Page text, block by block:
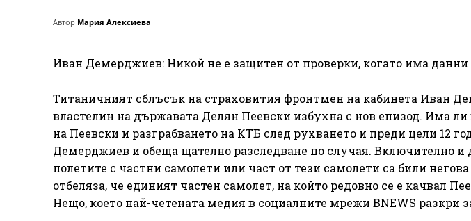
Автор Мария Алексиева
Иван Демерджиев: Никой не е защитен от проверки, когато има данни
Титаничният сблъсък на страховития фронтмен на кабинета Иван
властелин на държавата Делян Пеевски избухна с нов епизод. Има
на Пеевски и разграбването на КТБ след рухването и преди цели 12
Демерджиев и обеща щателно разследване по случая. Включително и
полетите с частни самолети или част от тези самолети са били
отбеляза, че единият частен самолет, на който редовно се е качвал
Нещо, което най-четената медия в социалните мрежи BNEWS разкри